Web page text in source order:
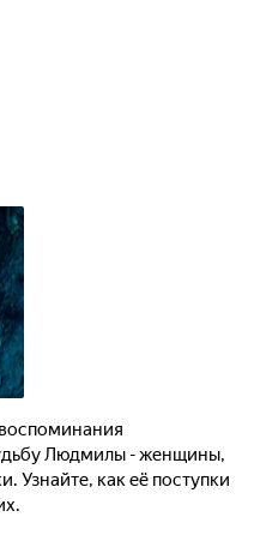
Людмилы - женщины,
Узнайте, как её поступки